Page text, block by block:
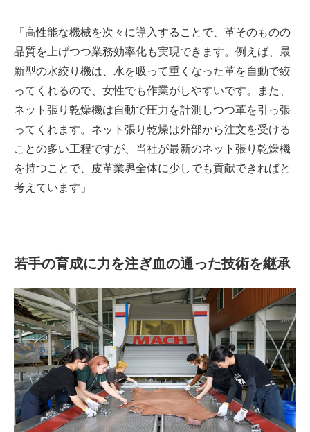
「高性能な機械を次々に導入することで、革そのものの
品質を上げつつ業務効率化も実現できます。例えば、最
新型の水絞り機は、水を吸って重くなった革を自動で絞
ってくれるので、女性でも作業がしやすいです。また、
ネット張り乾燥機は自動で圧力を計測しつつ革を引っ張
ってくれます。ネット張り乾燥は外部から注文を受ける
ことの多い工程ですが、当社が最新のネット張り乾燥機
を持つことで、皮革業界全体に少しでも貢献できればと
考えています」
若手の育成に力を注ぎ血の通った技術を継承